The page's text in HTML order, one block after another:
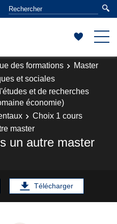
des formations
Master
et sociales
et de recherches
économie)
Choix 1 cours
master
un autre master
Télécharger